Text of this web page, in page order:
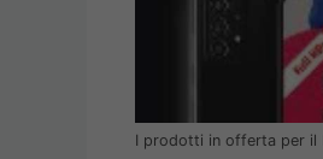
I prodotti in offerta per il